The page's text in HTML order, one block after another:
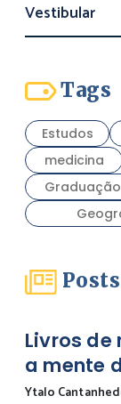
Vestibular
Tags
Estudos
medicina
Graduação
Livros
a mente
Ytalo